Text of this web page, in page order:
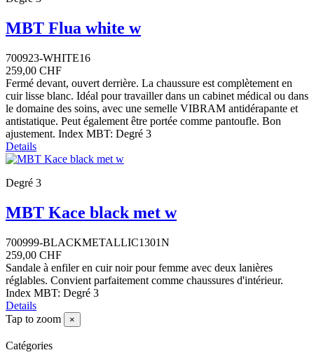
MBT Flua white w
700923-WHITE16
259,00 CHF
Fermé devant, ouvert derrière. La chaussure est complètement en
cuir lisse blanc. Idéal pour travailler dans un cabinet médical ou dans
le domaine des soins, avec une semelle VIBRAM antidérapante et
antistatique. Peut également être portée comme pantoufle. Bon
ajustement. Index MBT: Degré 3
Details
Degré 3
MBT Kace black met w
700999-BLACKMETALLIC1301N
259,00 CHF
Sandale à enfiler en cuir noir pour femme avec deux lanières
réglables. Convient parfaitement comme chaussures d'intérieur.
Index MBT: Degré 3
Details
Tap to zoom
×
Catégories